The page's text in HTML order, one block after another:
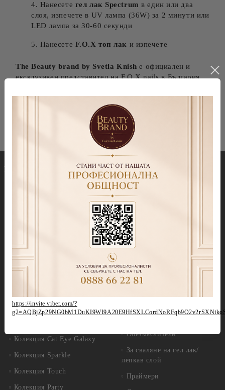
Нанесете гел лак Spectrum в един или два
слоя, изпечете в UV лампа (36W) за 2 минути или
LED лампа за 30-60 секунди
Нанесете F.O.X топ лак и изпечете
The Beauty brand by Svetla Knish е официален и
ексклузивен представител на F.O.X nails в България.
сертификати и бърза доставка в цяла България.
Гел лакове
Колекция Spectrum 7ml
Колекция Spectrum 14 ml
Колекция Spectrum Shot 5гр.
Колекция Moulin Rouge
Колекция Mocha Mousse
Колекция Lipstick
Колекция Cat Eye Galaxy
Колекция Sparkle
Колекция Touch
Колекция Party
Декорации
Blooming gel
Slime gel
Гел бои
Витражни-Vitrage Gel
paint
Брокати, Фолиа и др.
Акварелни капки
Дезинфектанти и
Обезмаслители
За сваляне на гел лак/
лепкав слой
Праймери
https://invite.viber.com/?